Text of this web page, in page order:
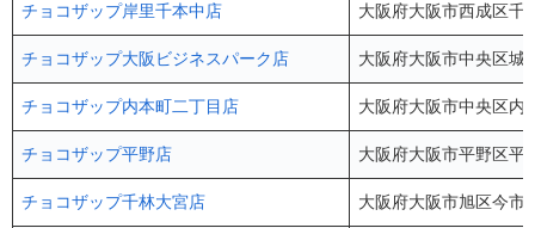
チョコザップ岸里千本中店 大阪府大阪市西成区
チョコザップ大阪ビジネスパーク店 大阪府大阪市中央区
チョコザップ内本町二丁目店 大阪府大阪市中央区
チョコザップ平野店 大阪府大阪市平野区
チョコザップ千林大宮店 大阪府大阪市旭区今